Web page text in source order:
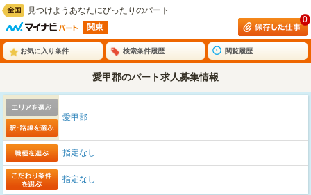
見つけようあなたにぴったりのパート
関東
0
お気に入り条件 検索条件履歴 閲覧履歴
愛甲郡のパート求人募集情報
愛甲郡
指定なし
指定なし